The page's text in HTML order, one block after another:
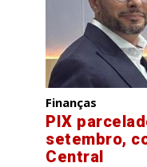
Finanças
PIX
setembro,
Central